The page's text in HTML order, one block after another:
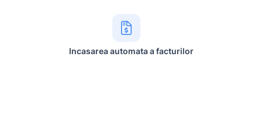
Incasarea automata a facturilor